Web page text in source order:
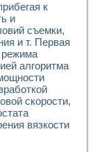
к
и
съемки,
и т. Первая
алгоритма
скорости,
вязкости